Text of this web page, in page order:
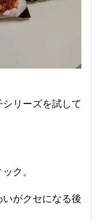
リーズを試して
ク。
がクセになる後